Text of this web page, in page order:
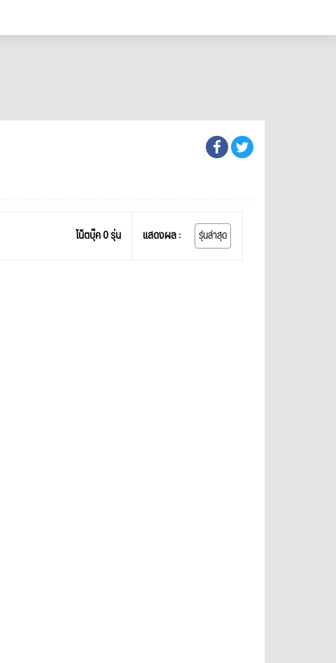
โน็ตบุ๊ค 0 รุ่น แสดงผล : รุ่นล่าสุด